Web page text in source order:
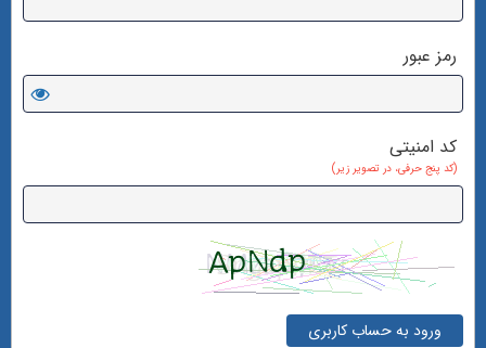
رمز عبور
کد امنیتی
(کد پنج حرفی، در تصویر زیر)
ورود به حساب کاربری